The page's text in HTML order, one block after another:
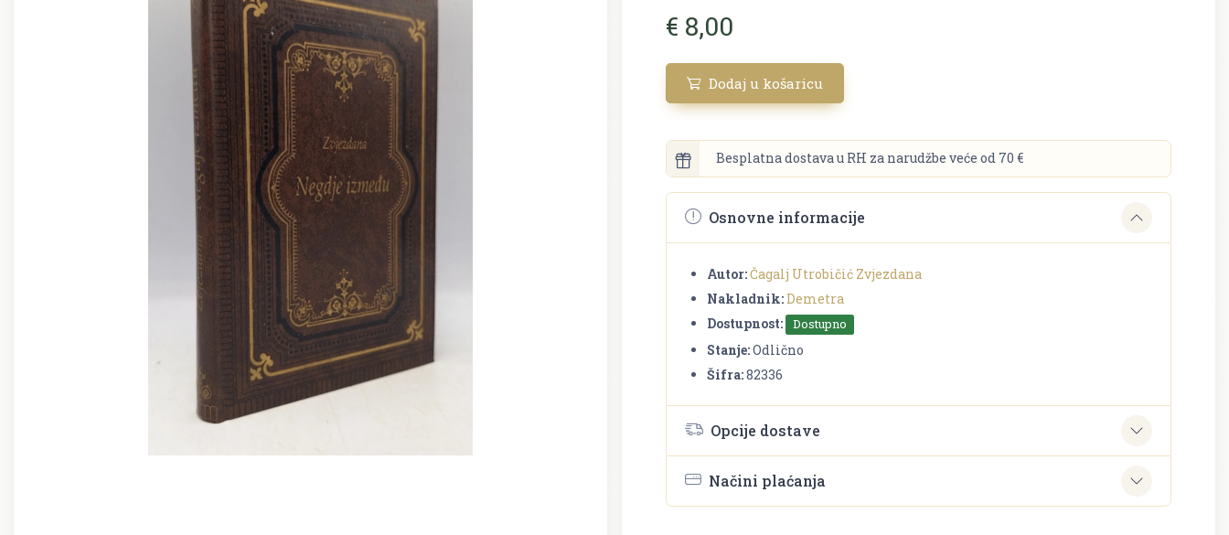
€ 8,00
Dodaj u košaricu
Besplatna dostava u RH za narudžbe veće od 70 €
Osnovne informacije
Autor:Čagalj Utrobičić Zvjezdana
Nakladnik:Demetra
Dostupnost:
Dostupno
Stanje:Odlično
Šifra:82336
Opcije dostave
Načini plaćanja